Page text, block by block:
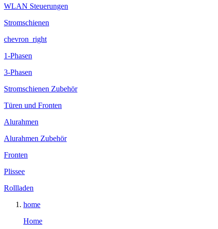
WLAN Steuerungen
Stromschienen
chevron_right
1-Phasen
3-Phasen
Stromschienen Zubehör
Türen und Fronten
Alurahmen
Alurahmen Zubehör
Fronten
Plissee
Rollladen
home
Home